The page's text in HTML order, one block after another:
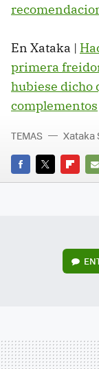
En Xataka |
primera
hubiese dicho
complementos
FACEBOOK
TWITTER
E-
TEMAS Xataka